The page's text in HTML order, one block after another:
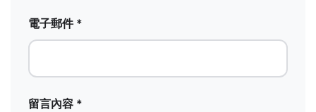
電子郵件 *
留言內容 *